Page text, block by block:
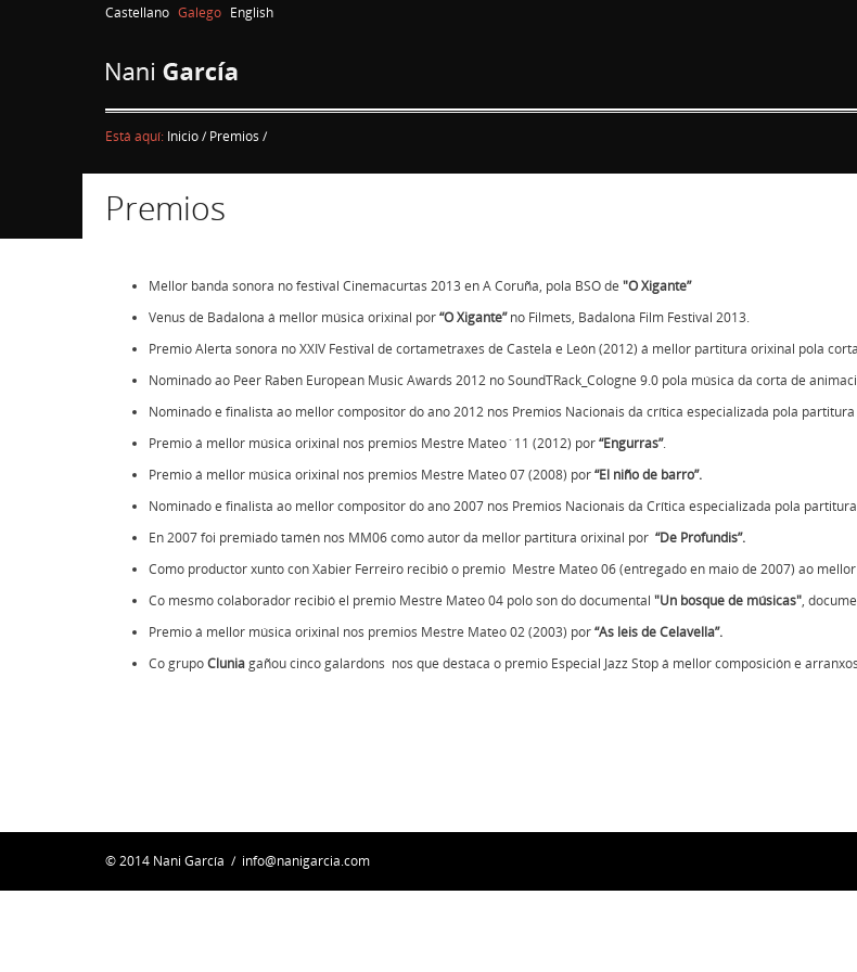
Castellano Galego English
Está aquí: Inicio/ Premios /
Premios
Mellor banda sonora no festival Cinemacurtas 2013 en A Coruña, pola BSO de "O Xigante”
Venus de Badalona á mellor música orixinal por“O Xigante”no Filmets, Badalona Film Festival 2013.
Premio Alerta sonora no XXIV Festival de cortametraxes de Castela e León (2012) á mellor partitura orixinal pola
Nominado ao Peer Raben European Music Awards 2012 no SoundTRack_Cologne 9.0 pola música da corta de
Nominado e finalista ao mellor compositor do ano 2012 nos Premios Nacionais da crítica especializada pola
Premio á mellor música orixinal nos premios Mestre Mateo´11 (2012) por“Engurras”.
Premio á mellor música orixinal nos premios Mestre Mateo 07(2008) por“El niño de barro”.
Nominado e finalista ao mellor compositor do ano 2007 nos Premios Nacionais da Crítica especializada pola
En 2007 foi premiado tamén nos MM06como autor da mellor partitura orixinal por “De Profundis”.
Como productor xunto con Xabier Ferreiro recibió o premio Mestre Mateo 06(entregado en maio de 2007) ao
Co mesmo colaborador recibió el premio Mestre Mateo 04 polo son do documental "Un bosque de músicas",
Premio á mellor música orixinal nos premios Mestre Mateo 02(2003) por“As leis de Celavella”.
Co grupoCluniagañou cinco galardons nos que destaca o premio Especial Jazz Stopá mellor composición e
© 2014 Nani García / info@nanigarcia.com